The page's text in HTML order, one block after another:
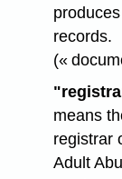
produces
records.
(«
means
registrar
Adult